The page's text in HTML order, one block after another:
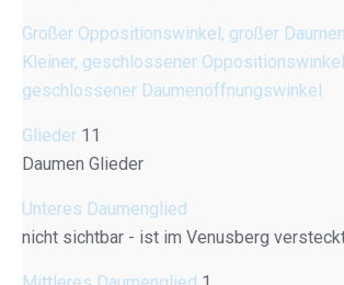
Großer Oppositionswinkel, großer
Kleiner, geschlossener
geschlossener Daumenöffnungswinkel
Glieder 11
Daumen Glieder
Unteres Daumenglied
nicht sichtbar - ist im Venusberg